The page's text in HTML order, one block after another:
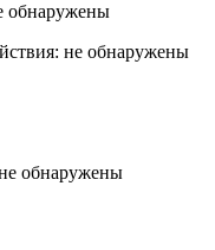
обнаружены
не обнаружены
обнаружены